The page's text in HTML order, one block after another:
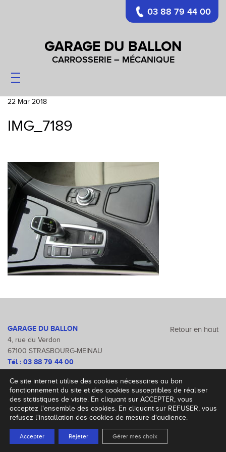
GARAGE DU BALLON
CARROSSERIE – MÉCANIQUE
MÉCANIQUE
PARE-BRISES
CONTACT
03 88 79 44 00
22 Mar 2018
IMG_7189
Retour en haut
GARAGE DU BALLON
4, rue du Verdon
67100 STRASBOURG-MEINAU
Tél : 03 88 79 44 00
Mentions légales
Copyright © 2018
Ce site internet utilise des cookies nécessaires au bon
fonctionnement du site et des cookies susceptibles de réaliser
des statistiques de visite. En cliquant sur ACCEPTER, vous
acceptez l'ensemble des cookies. En cliquant sur REFUSER, vous
refusez l'installation des cookies de mesure d'audience.
Accepter Rejeter Gérer mes choix